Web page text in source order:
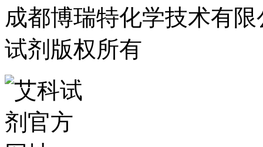
钆
碲
镥
铽
钬
镝
高端化学
不对称合成
催化和无机化学
化学生物学
香精香料
成都博瑞特化学技术有
试剂版权所有